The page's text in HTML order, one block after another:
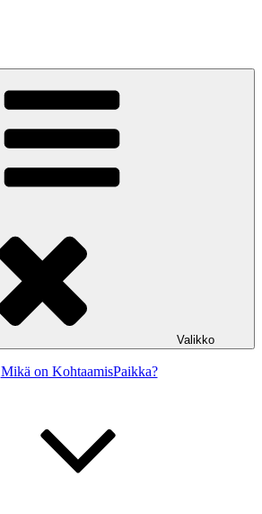
Valikko
Mikä on KohtaamisPaikka?